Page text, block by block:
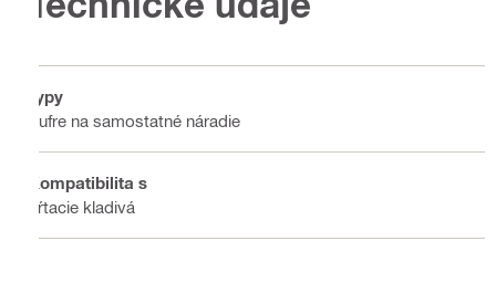
Typy
Kufre na samostatné náradie
Kompatibilita s
Vŕtacie kladivá